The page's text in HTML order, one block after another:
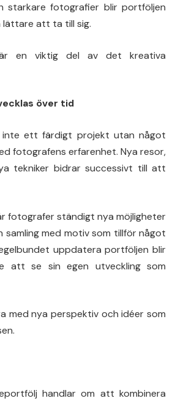
starkare fotografier blir portföljen
lättare att ta till sig.
är en viktig del av det kreativa
över tid
inte ett färdigt projekt utan något
fotografens erfarenhet. Nya resor,
tekniker bidrar successivt till att
fotografer ständigt nya möjligheter
med motiv som tillför något
uppdatera portföljen blir
att se sin egen utveckling som
med nya perspektiv och idéer som
handlar om att kombinera